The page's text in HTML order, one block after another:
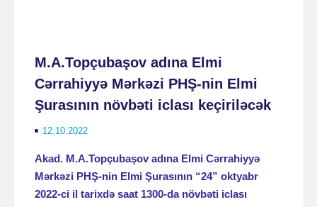
M.A.Topçubaşov adına Elmi
Cərrahiyyə Mərkəzi PHŞ-nin Elmi
Şurasının növbəti iclası keçiriləcək
12.10.2022
Akad. M.A.Topçubaşov adına Elmi Cərrahiyyə
Mərkəzi PHŞ-nin Elmi Şurasının “24” oktyabr
2022-ci il tarixdə saat 1300-da növbəti iclası